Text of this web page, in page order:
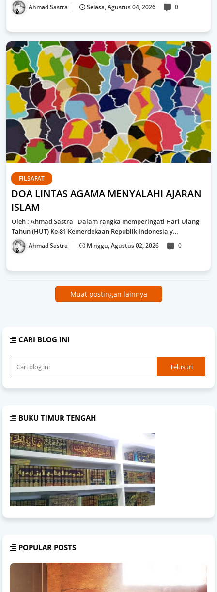
Ahmad Sastra Selasa, Agustus 04, 2026 0
FILSAFAT
DOA LINTAS AGAMA MENYALAHI AJARAN
ISLAM
Oleh : Ahmad Sastra Dalam rangka memperingati Hari Ulang
Tahun (HUT) Ke-81 Kemerdekaan Republik Indonesia y…
Ahmad Sastra Minggu, Agustus 02, 2026 0
Muat postingan lainnya
CARI BLOG INI
BUKU TIMUR TENGAH
POPULAR POSTS